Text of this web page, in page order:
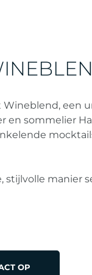
Wineblend, een
en sommelier
manier
OP